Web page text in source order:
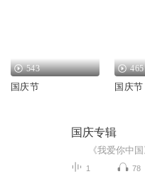
543
国庆节
465
国庆节
国庆专辑
1 78